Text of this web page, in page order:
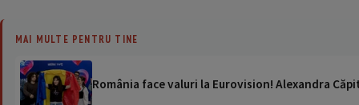
MAI MULTE PENTRU TINE
România face valuri la Eurovision! Alexandra